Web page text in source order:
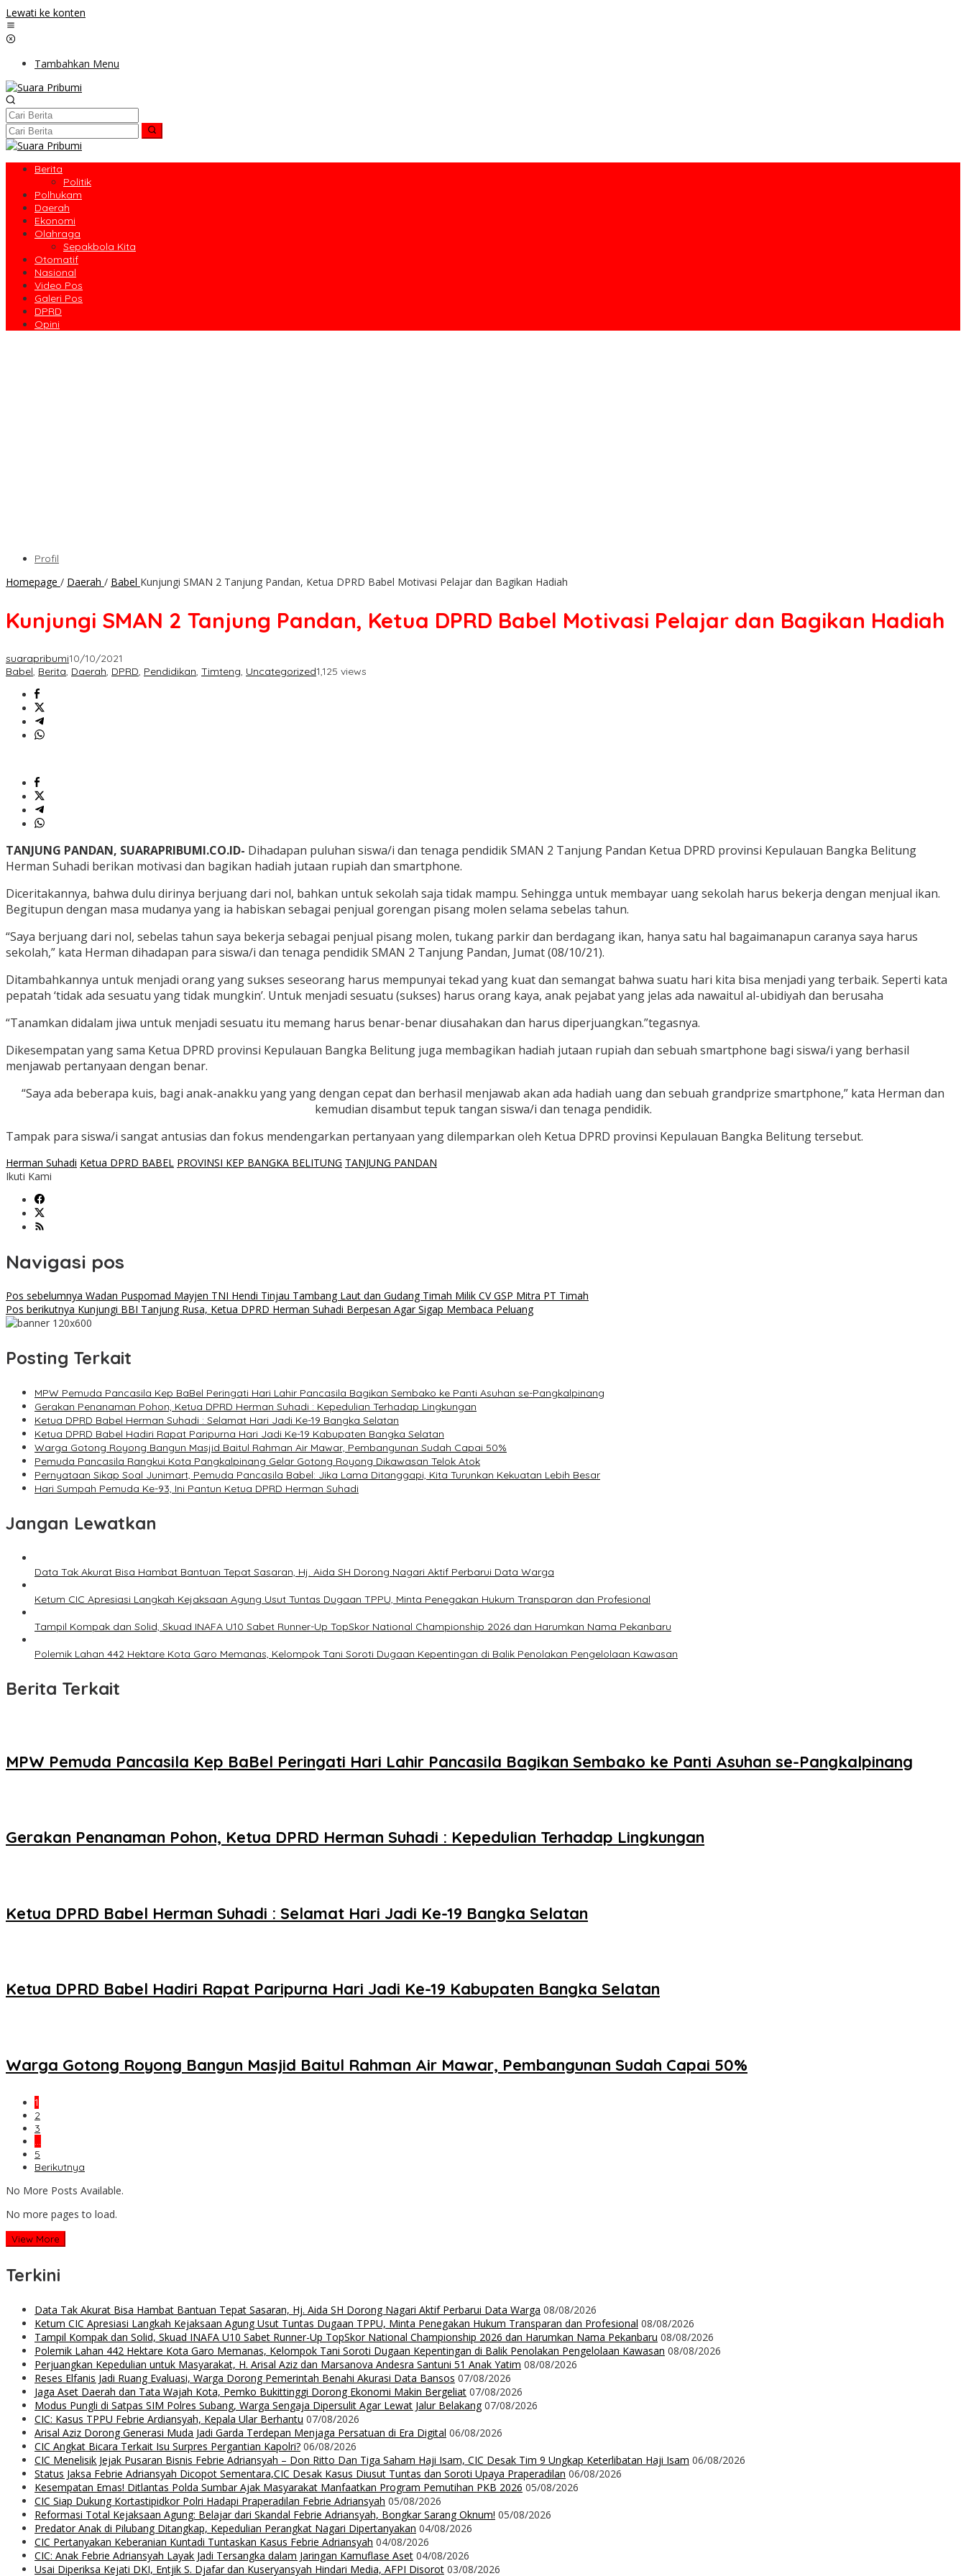
Lewati ke konten
Tambahkan Menu
Berita
Politik
Polhukam
Daerah
Ekonomi
Olahraga
Sepakbola Kita
Otomatif
Nasional
Video Pos
Galeri Pos
DPRD
Opini
Profil
Homepage / Daerah / Babel Kunjungi SMAN 2 Tanjung Pandan, Ketua DPRD Babel Motivasi Pelajar dan Bagikan Hadiah
Kunjungi SMAN 2 Tanjung Pandan, Ketua DPRD Babel Motivasi Pelajar dan Bagikan Hadiah
suarapribumi10/10/2021
Babel, Berita, Daerah, DPRD, Pendidikan, Timteng, Uncategorized1,125 views
TANJUNG PANDAN, SUARAPRIBUMI.CO.ID- Dihadapan puluhan siswa/i dan tenaga pendidik SMAN 2 Tanjung Pandan Ketua DPRD provinsi Kepulauan Bangka Belitung
Herman Suhadi berikan motivasi dan bagikan hadiah jutaan rupiah dan smartphone.
Diceritakannya, bahwa dulu dirinya berjuang dari nol, bahkan untuk sekolah saja tidak mampu. Sehingga untuk membayar uang sekolah harus bekerja dengan menjual ikan.
Begitupun dengan masa mudanya yang ia habiskan sebagai penjual gorengan pisang molen selama sebelas tahun.
“Saya berjuang dari nol, sebelas tahun saya bekerja sebagai penjual pisang molen, tukang parkir dan berdagang ikan, hanya satu hal bagaimanapun caranya saya harus
sekolah,” kata Herman dihadapan para siswa/i dan tenaga pendidik SMAN 2 Tanjung Pandan, Jumat (08/10/21).
Ditambahkannya untuk menjadi orang yang sukses seseorang harus mempunyai tekad yang kuat dan semangat bahwa suatu hari kita bisa menjadi yang terbaik. Seperti kata
pepatah ‘tidak ada sesuatu yang tidak mungkin’. Untuk menjadi sesuatu (sukses) harus orang kaya, anak pejabat yang jelas ada nawaitul al-ubidiyah dan berusaha
“Tanamkan didalam jiwa untuk menjadi sesuatu itu memang harus benar-benar diusahakan dan harus diperjuangkan.”tegasnya.
Dikesempatan yang sama Ketua DPRD provinsi Kepulauan Bangka Belitung juga membagikan hadiah jutaan rupiah dan sebuah smartphone bagi siswa/i yang berhasil
menjawab pertanyaan dengan benar.
“Saya ada beberapa kuis, bagi anak-anakku yang yang dengan cepat dan berhasil menjawab akan ada hadiah uang dan sebuah grandprize smartphone,” kata Herman dan
kemudian disambut tepuk tangan siswa/i dan tenaga pendidik.
Tampak para siswa/i sangat antusias dan fokus mendengarkan pertanyaan yang dilemparkan oleh Ketua DPRD provinsi Kepulauan Bangka Belitung tersebut.
Herman Suhadi Ketua DPRD BABEL PROVINSI KEP BANGKA BELITUNG TANJUNG PANDAN
Ikuti Kami
Navigasi pos
Pos sebelumnya Wadan Puspomad Mayjen TNI Hendi Tinjau Tambang Laut dan Gudang Timah Milik CV GSP Mitra PT Timah
Pos berikutnya Kunjungi BBI Tanjung Rusa, Ketua DPRD Herman Suhadi Berpesan Agar Sigap Membaca Peluang
Posting Terkait
MPW Pemuda Pancasila Kep BaBel Peringati Hari Lahir Pancasila Bagikan Sembako ke Panti Asuhan se-Pangkalpinang
Gerakan Penanaman Pohon, Ketua DPRD Herman Suhadi : Kepedulian Terhadap Lingkungan
Ketua DPRD Babel Herman Suhadi : Selamat Hari Jadi Ke-19 Bangka Selatan
Ketua DPRD Babel Hadiri Rapat Paripurna Hari Jadi Ke-19 Kabupaten Bangka Selatan
Warga Gotong Royong Bangun Masjid Baitul Rahman Air Mawar, Pembangunan Sudah Capai 50%
Pemuda Pancasila Rangkui Kota Pangkalpinang Gelar Gotong Royong Dikawasan Telok Atok
Pernyataan Sikap Soal Junimart, Pemuda Pancasila Babel: Jika Lama Ditanggapi, Kita Turunkan Kekuatan Lebih Besar
Hari Sumpah Pemuda Ke-93, Ini Pantun Ketua DPRD Herman Suhadi
Jangan Lewatkan
Data Tak Akurat Bisa Hambat Bantuan Tepat Sasaran, Hj. Aida SH Dorong Nagari Aktif Perbarui Data Warga
Ketum CIC Apresiasi Langkah Kejaksaan Agung Usut Tuntas Dugaan TPPU, Minta Penegakan Hukum Transparan dan Profesional
Tampil Kompak dan Solid, Skuad INAFA U10 Sabet Runner-Up TopSkor National Championship 2026 dan Harumkan Nama Pekanbaru
Polemik Lahan 442 Hektare Kota Garo Memanas, Kelompok Tani Soroti Dugaan Kepentingan di Balik Penolakan Pengelolaan Kawasan
Berita Terkait
MPW Pemuda Pancasila Kep BaBel Peringati Hari Lahir Pancasila Bagikan Sembako ke Panti Asuhan se-Pangkalpinang
Gerakan Penanaman Pohon, Ketua DPRD Herman Suhadi : Kepedulian Terhadap Lingkungan
Ketua DPRD Babel Herman Suhadi : Selamat Hari Jadi Ke-19 Bangka Selatan
Ketua DPRD Babel Hadiri Rapat Paripurna Hari Jadi Ke-19 Kabupaten Bangka Selatan
Warga Gotong Royong Bangun Masjid Baitul Rahman Air Mawar, Pembangunan Sudah Capai 50%
1
2
3
…
5
Berikutnya
No More Posts Available.
No more pages to load.
View More
Terkini
Data Tak Akurat Bisa Hambat Bantuan Tepat Sasaran, Hj. Aida SH Dorong Nagari Aktif Perbarui Data Warga 08/08/2026
Ketum CIC Apresiasi Langkah Kejaksaan Agung Usut Tuntas Dugaan TPPU, Minta Penegakan Hukum Transparan dan Profesional 08/08/2026
Tampil Kompak dan Solid, Skuad INAFA U10 Sabet Runner-Up TopSkor National Championship 2026 dan Harumkan Nama Pekanbaru 08/08/2026
Polemik Lahan 442 Hektare Kota Garo Memanas, Kelompok Tani Soroti Dugaan Kepentingan di Balik Penolakan Pengelolaan Kawasan 08/08/2026
Perjuangkan Kepedulian untuk Masyarakat, H. Arisal Aziz dan Marsanova Andesra Santuni 51 Anak Yatim 08/08/2026
Reses Elfanis Jadi Ruang Evaluasi, Warga Dorong Pemerintah Benahi Akurasi Data Bansos 07/08/2026
Jaga Aset Daerah dan Tata Wajah Kota, Pemko Bukittinggi Dorong Ekonomi Makin Bergeliat 07/08/2026
Modus Pungli di Satpas SIM Polres Subang, Warga Sengaja Dipersulit Agar Lewat Jalur Belakang 07/08/2026
CIC: Kasus TPPU Febrie Ardiansyah, Kepala Ular Berhantu 07/08/2026
Arisal Aziz Dorong Generasi Muda Jadi Garda Terdepan Menjaga Persatuan di Era Digital 06/08/2026
CIC Angkat Bicara Terkait Isu Surpres Pergantian Kapolri? 06/08/2026
CIC Menelisik Jejak Pusaran Bisnis Febrie Adriansyah – Don Ritto Dan Tiga Saham Haji Isam, CIC Desak Tim 9 Ungkap Keterlibatan Haji Isam 06/08/2026
Status Jaksa Febrie Adriansyah Dicopot Sementara,CIC Desak Kasus Diusut Tuntas dan Soroti Upaya Praperadilan 06/08/2026
Kesempatan Emas! Ditlantas Polda Sumbar Ajak Masyarakat Manfaatkan Program Pemutihan PKB 2026 05/08/2026
CIC Siap Dukung Kortastipidkor Polri Hadapi Praperadilan Febrie Adriansyah 05/08/2026
Reformasi Total Kejaksaan Agung: Belajar dari Skandal Febrie Adriansyah, Bongkar Sarang Oknum! 05/08/2026
Predator Anak di Pilubang Ditangkap, Kepedulian Perangkat Nagari Dipertanyakan 04/08/2026
CIC Pertanyakan Keberanian Kuntadi Tuntaskan Kasus Febrie Adriansyah 04/08/2026
CIC: Anak Febrie Adriansyah Layak Jadi Tersangka dalam Jaringan Kamuflase Aset 04/08/2026
Usai Diperiksa Kejati DKI, Entjik S. Djafar dan Kuseryansyah Hindari Media, AFPI Disorot 03/08/2026